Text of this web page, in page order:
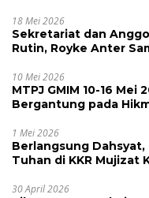
18 Mei 2026
Sekretariat dan
Rutin, Royke Anter
10 Mei 2026
MTPJ GMIM 10-16 Mei
Bergantung pada
1 Mei 2026
Berlangsung
Tuhan di KKR Mujizat Kesembuhan ‘Waktunya Sudah
30 April 2026